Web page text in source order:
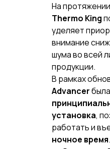
На
Thermo King
уделяет
внимание
шума во всей
продукции.
В рамках
Advancer
установка,
работать и
ночное время.